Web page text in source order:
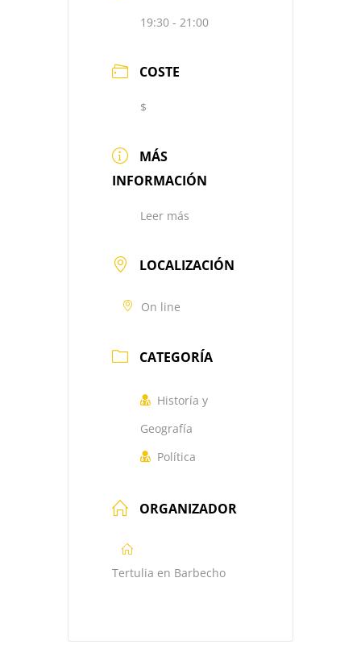
19:30 - 21:00
COSTE
$
MÁS
INFORMACIÓN
Leer más
LOCALIZACIÓN
On line
CATEGORÍA
Historía y
Geografía
Política
ORGANIZADOR
Tertulia en Barbecho